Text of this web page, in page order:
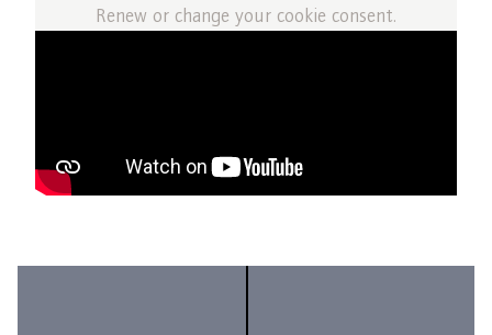
Renew or change your cookie consent.